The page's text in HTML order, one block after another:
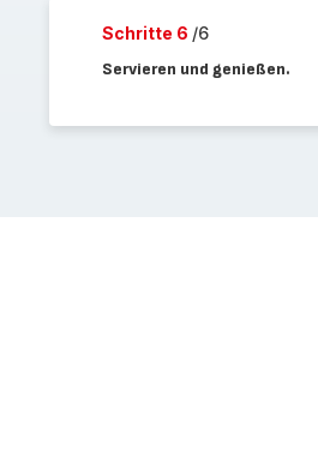
Schritte 6 /6
Servieren und genießen.